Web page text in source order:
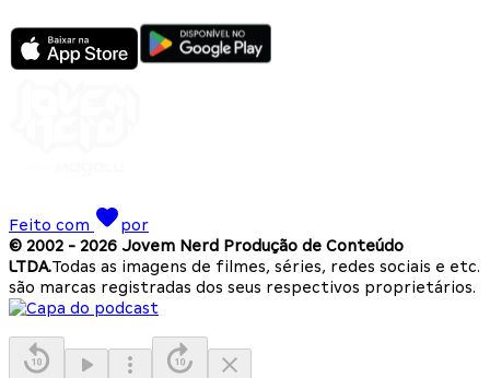
Feito com
por
© 2002 - 2026 Jovem Nerd Produção de Conteúdo
LTDA.Todas as imagens de filmes, séries, redes sociais e etc.
são marcas registradas dos seus respectivos proprietários.